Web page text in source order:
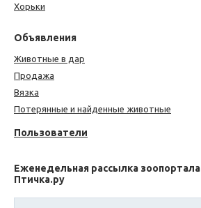
Хорьки
Объявления
Животные в дар
Продажа
Вязка
Потерянные и найденные животные
Пользователи
Еженедельная рассылка зоопортала
Птичка.ру